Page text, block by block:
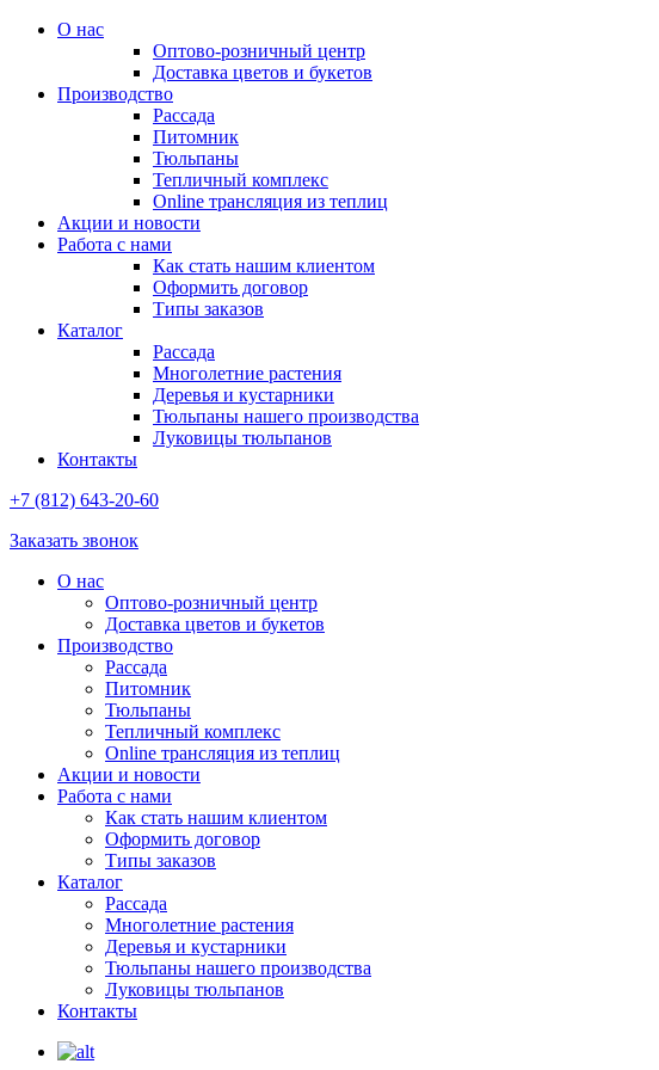
О нас
Оптово-розничный центр
Доставка цветов и букетов
Производство
Рассада
Питомник
Тюльпаны
Тепличный комплекс
Online трансляция из теплиц
Акции и новости
Работа с нами
Как стать нашим клиентом
Оформить договор
Типы заказов
Каталог
Рассада
Многолетние растения
Деревья и кустарники
Тюльпаны нашего производства
Луковицы тюльпанов
Контакты
+7 (812) 643-20-60
Заказать звонок
О нас
Оптово-розничный центр
Доставка цветов и букетов
Производство
Рассада
Питомник
Тюльпаны
Тепличный комплекс
Online трансляция из теплиц
Акции и новости
Работа с нами
Как стать нашим клиентом
Оформить договор
Типы заказов
Каталог
Рассада
Многолетние растения
Деревья и кустарники
Тюльпаны нашего производства
Луковицы тюльпанов
Контакты